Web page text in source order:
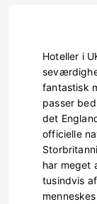
Hoteller i
fantastisk
passer
det
officielle
har meget
tusindvis